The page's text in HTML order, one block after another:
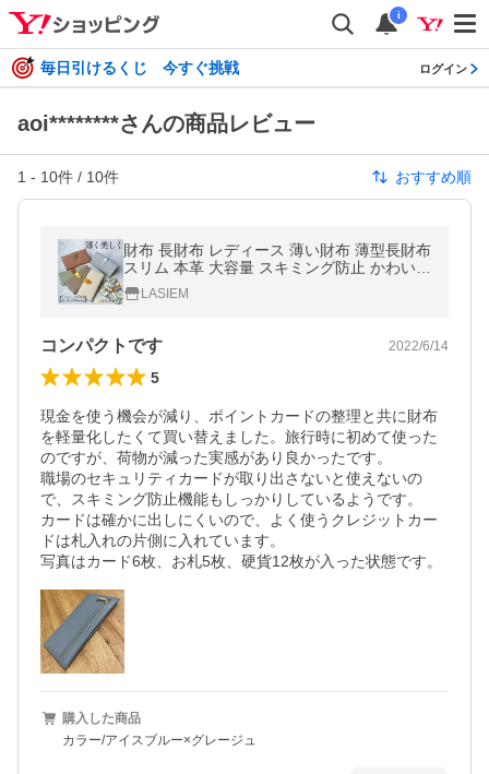
i
毎日引けるくじ 今すぐ挑戦 ログイン
aoi********さんの商品レビュー
1 - 10件 / 10件 おすすめ順
財布 長財布 レディース 薄い財布 薄型長財布
スリム 本革 大容量 スキミング防止 かわいい
おしゃれ 30代 40代 50代 ラシエム
LASIEM
コンパクトです 2022/6/14
5
現金を使う機会が減り、ポイントカードの整理と共に財布
を軽量化したくて買い替えました。旅行時に初めて使った
のですが、荷物が減った実感があり良かったです。
職場のセキュリティカードが取り出さないと使えないの
で、スキミング防止機能もしっかりしているようです。
カードは確かに出しにくいので、よく使うクレジットカー
ドは札入れの片側に入れています。
写真はカード6枚、お札5枚、硬貨12枚が入った状態です。
購入した商品
カラー/アイスブルー×グレージュ